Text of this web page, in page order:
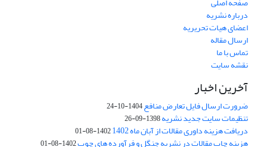
درباره نشریه
اعضای هیات تحریریه
ارسال مقاله
تماس با ما
نقشه سایت
آخرین اخبار
ضرورت ارسال فایل تعارض منافع1404-10-24
تنظیمات سایت جدید نشریه1398-09-26
دریافت هزینه داوری مقالات از آبان ماه 1402 1402-08-01
هزینه چاپ مقالات در نشریه جنگل و فرآورده های چوب1402-08-01